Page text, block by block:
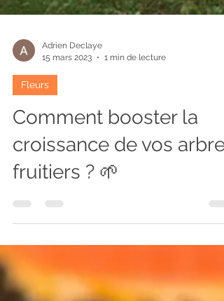
15 mars 2023
Fleurs
Comment booster la
croissance de vos arbres
fruitiers ? 🌱